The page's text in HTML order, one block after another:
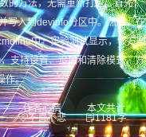
的方法，无需重新打包。首先，
写入到devinfo分区中。然后，在
中。实验测试显示，该方案
支持设置、追加和清除模式，方
作。
作者心情
不喜不悲
本文共计
1181字